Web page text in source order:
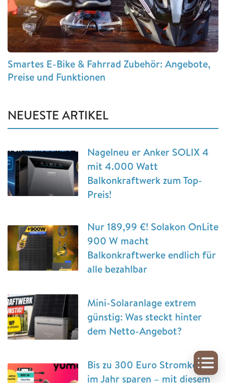
Smartes E-Bike & Fahrrad Zubehör: Angebote,
Preise und Funktionen
NEUESTE ARTIKEL
Nagelneu er Anker SOLIX 4
mit 4.000 Watt
Balkonkraftwerk zum Top-
Preis!
Nur 189,99 €! Solakon OnLite
900 W macht
Balkonkraftwerke endlich für
alle bezahlbar
Mini-Solaranlage extrem
günstig: Was steckt hinter
dem Netto-Angebot?
Bis zu 300 Euro Stromkosten
im Jahr sparen – mit diesem